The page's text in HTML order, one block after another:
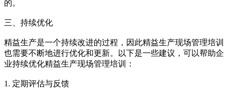
的。
三、持续优化
精益生产是一个持续改进的过程，因此精益生产现场管理培训
也需要不断地进行优化和更新。以下是一些建议，可以帮助企
业持续优化精益生产现场管理培训：
1. 定期评估与反馈